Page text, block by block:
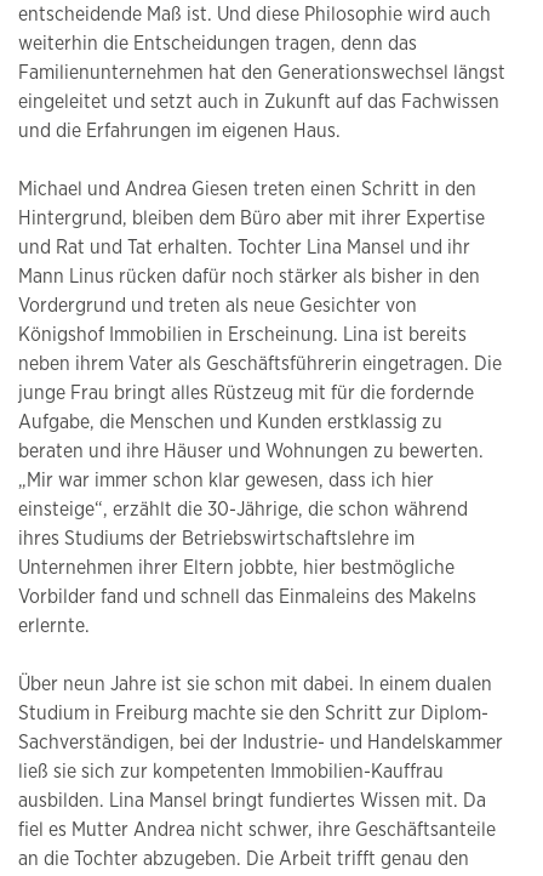
entscheidende Maß ist. Und diese Philosophie wird auch
weiterhin die Entscheidungen tragen, denn das
Familienunternehmen hat den Generationswechsel längst
eingeleitet und setzt auch in Zukunft auf das Fachwissen
und die Erfahrungen im eigenen Haus.
Michael und Andrea Giesen treten einen Schritt in den
Hintergrund, bleiben dem Büro aber mit ihrer Expertise
und Rat und Tat erhalten. Tochter Lina Mansel und ihr
Mann Linus rücken dafür noch stärker als bisher in den
Vordergrund und treten als neue Gesichter von
Königshof Immobilien in Erscheinung. Lina ist bereits
neben ihrem Vater als Geschäftsführerin eingetragen. Die
junge Frau bringt alles Rüstzeug mit für die fordernde
Aufgabe, die Menschen und Kunden erstklassig zu
beraten und ihre Häuser und Wohnungen zu bewerten.
„Mir war immer schon klar gewesen, dass ich hier
einsteige“, erzählt die 30-Jährige, die schon während
ihres Studiums der Betriebswirtschaftslehre im
Unternehmen ihrer Eltern jobbte, hier bestmögliche
Vorbilder fand und schnell das Einmaleins des Makelns
erlernte.
Über neun Jahre ist sie schon mit dabei. In einem dualen
Studium in Freiburg machte sie den Schritt zur Diplom-
Sachverständigen, bei der Industrie- und Handelskammer
ließ sie sich zur kompetenten Immobilien-Kauffrau
ausbilden. Lina Mansel bringt fundiertes Wissen mit. Da
fiel es Mutter Andrea nicht schwer, ihre Geschäftsanteile
an die Tochter abzugeben. Die Arbeit trifft genau den